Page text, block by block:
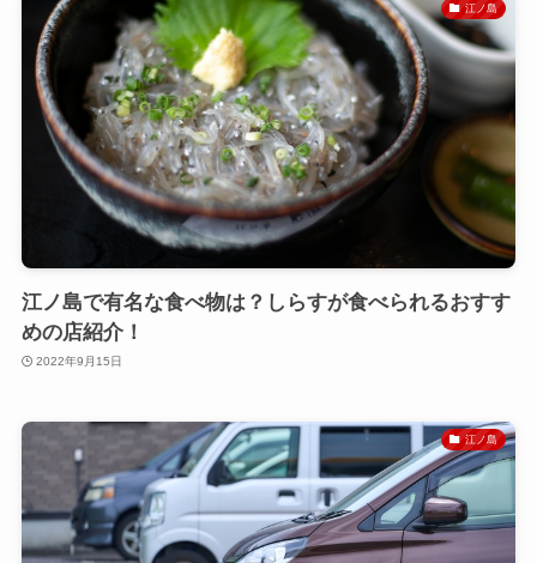
江ノ島
江ノ島で有名な食べ物は？しらすが食べられるおすす
めの店紹介！
2022年9月15日
江ノ島